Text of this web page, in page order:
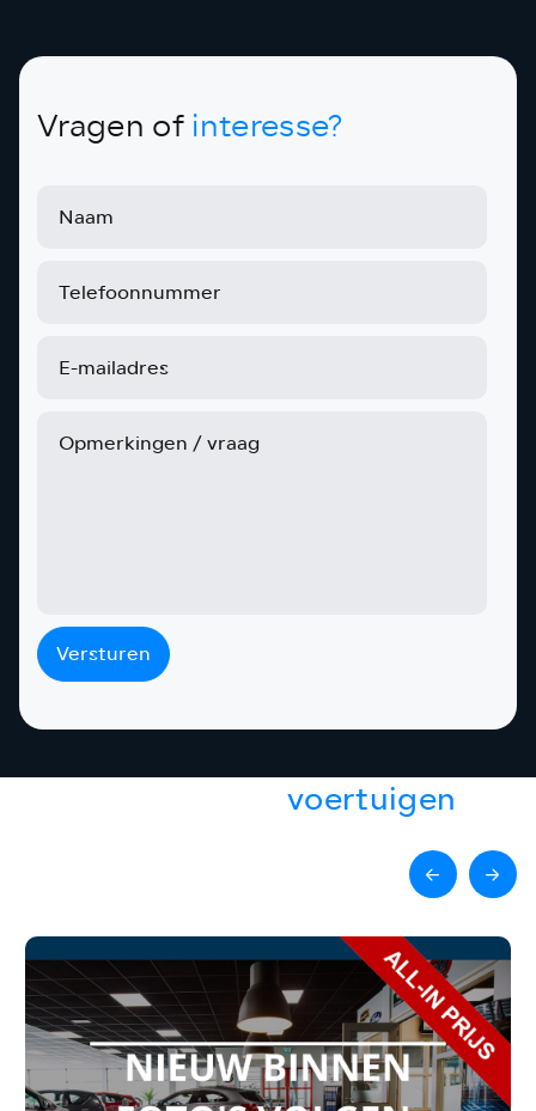
Vragen of interesse?
Versturen
voertuigen